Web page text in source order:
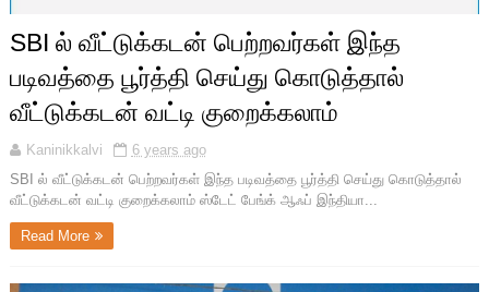
SBI ல் வீட்டுக்கடன் பெற்றவர்கள் இந்த
படிவத்தை பூர்த்தி செய்து கொடுத்தால்
வீட்டுக்கடன் வட்டி குறைக்கலாம்
Kaninikkalvi
6 years ago
SBI ல் வீட்டுக்கடன் பெற்றவர்கள் இந்த படிவத்தை பூர்த்தி செய்து கொடுத்தால்
வீட்டுக்கடன் வட்டி குறைக்கலாம் ஸ்டேட் பேங்க் ஆஃப் இந்தியா...
Read More